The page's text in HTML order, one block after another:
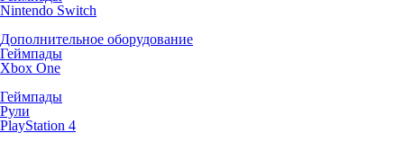
Nintendo Switch
Дополнительное оборудование
Геймпады
Xbox One
Геймпады
Рули
PlayStation 4